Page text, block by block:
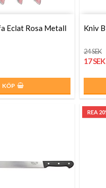
Eclat Rosa Metall
KÖP
Kniv
24 SEK
17 SEK
REA